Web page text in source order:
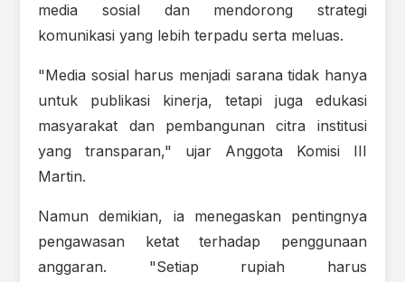
media sosial dan mendorong strategi
komunikasi yang lebih terpadu serta meluas.
"Media sosial harus menjadi sarana tidak hanya
untuk publikasi kinerja, tetapi juga edukasi
masyarakat dan pembangunan citra institusi
yang transparan," ujar Anggota Komisi III
Martin.
Namun demikian, ia menegaskan pentingnya
pengawasan ketat terhadap penggunaan
anggaran. "Setiap rupiah harus